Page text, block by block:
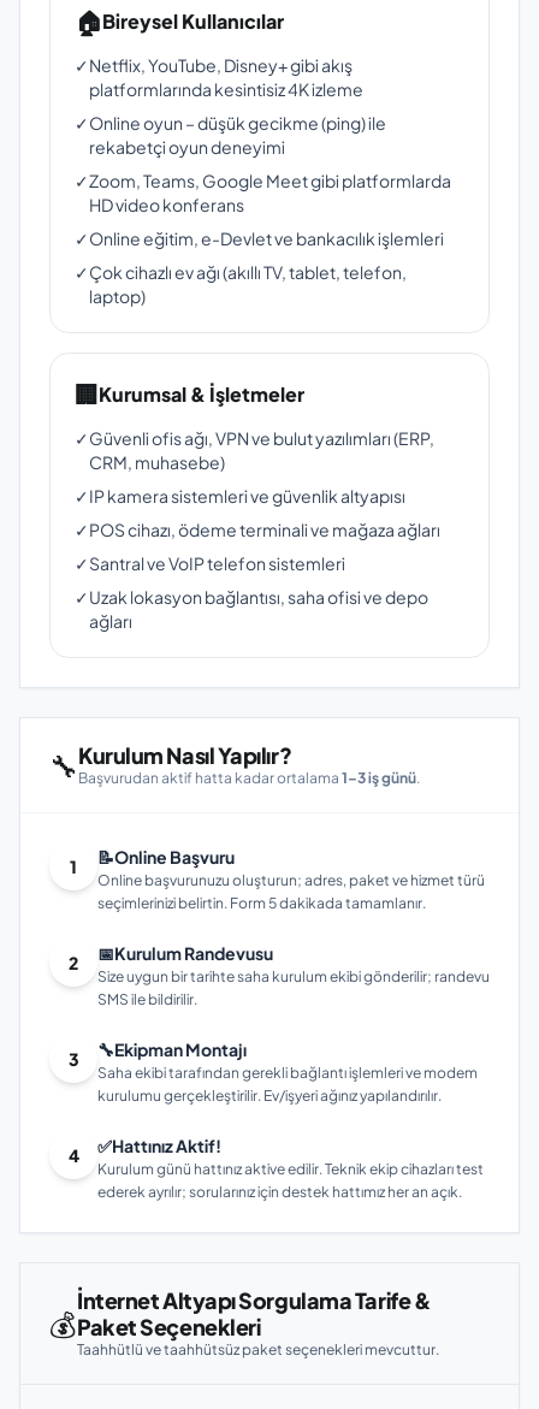
🏠Bireysel Kullanıcılar
✓Netflix, YouTube, Disney+ gibi akış
platformlarında kesintisiz 4K izleme
✓Online oyun – düşük gecikme (ping) ile
rekabetçi oyun deneyimi
✓Zoom, Teams, Google Meet gibi platformlarda
HD video konferans
✓Online eğitim, e-Devlet ve bankacılık işlemleri
✓Çok cihazlı ev ağı (akıllı TV, tablet, telefon,
laptop)
🏢Kurumsal & İşletmeler
✓Güvenli ofis ağı, VPN ve bulut yazılımları (ERP,
CRM, muhasebe)
✓IP kamera sistemleri ve güvenlik altyapısı
✓POS cihazı, ödeme terminali ve mağaza ağları
✓Santral ve VoIP telefon sistemleri
✓Uzak lokasyon bağlantısı, saha ofisi ve depo
ağları
🔧Kurulum Nasıl Yapılır?
Başvurudan aktif hatta kadar ortalama 1–3 iş günü.
1 📝Online Başvuru
Online başvurunuzu oluşturun; adres, paket ve hizmet türü
seçimlerinizi belirtin. Form 5 dakikada tamamlanır.
2 📅Kurulum Randevusu
Size uygun bir tarihte saha kurulum ekibi gönderilir; randevu
SMS ile bildirilir.
3 🔧Ekipman Montajı
Saha ekibi tarafından gerekli bağlantı işlemleri ve modem
kurulumu gerçekleştirilir. Ev/işyeri ağınız yapılandırılır.
4 ✅Hattınız Aktif!
Kurulum günü hattınız aktive edilir. Teknik ekip cihazları test
ederek ayrılır; sorularınız için destek hattımız her an açık.
💰
İnternet Altyapı Sorgulama Tarife &
Paket Seçenekleri
Taahhütlü ve taahhütsüz paket seçenekleri mevcuttur.